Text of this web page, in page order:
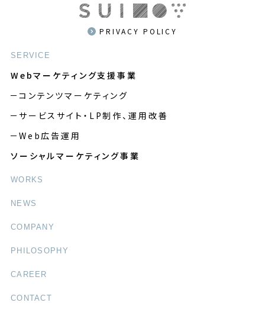
PRIVACY POLICY
SERVICE
Webマーケティング支援事業
コンテンツマーケティング
サービスサイト・LP制作、運用改善
Web広告運用
ソーシャルマーケティング事業
WORKS
NEWS
COMPANY
PHILOSOPHY
CAREER
CONTACT